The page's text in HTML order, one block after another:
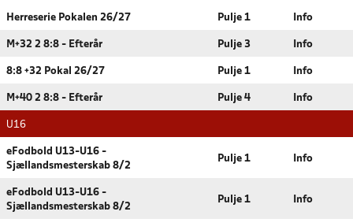
Herreserie Pokalen 26/27 Pulje 1 Info
M+32 2 8:8 - Efterår Pulje 3 Info
8:8 +32 Pokal 26/27 Pulje 1 Info
M+40 2 8:8 - Efterår Pulje 4 Info
U16
eFodbold U13-U16 -
Sjællandsmesterskab 8/2
Pulje 1 Info
eFodbold U13-U16 -
Sjællandsmesterskab 8/2
Pulje 1 Info